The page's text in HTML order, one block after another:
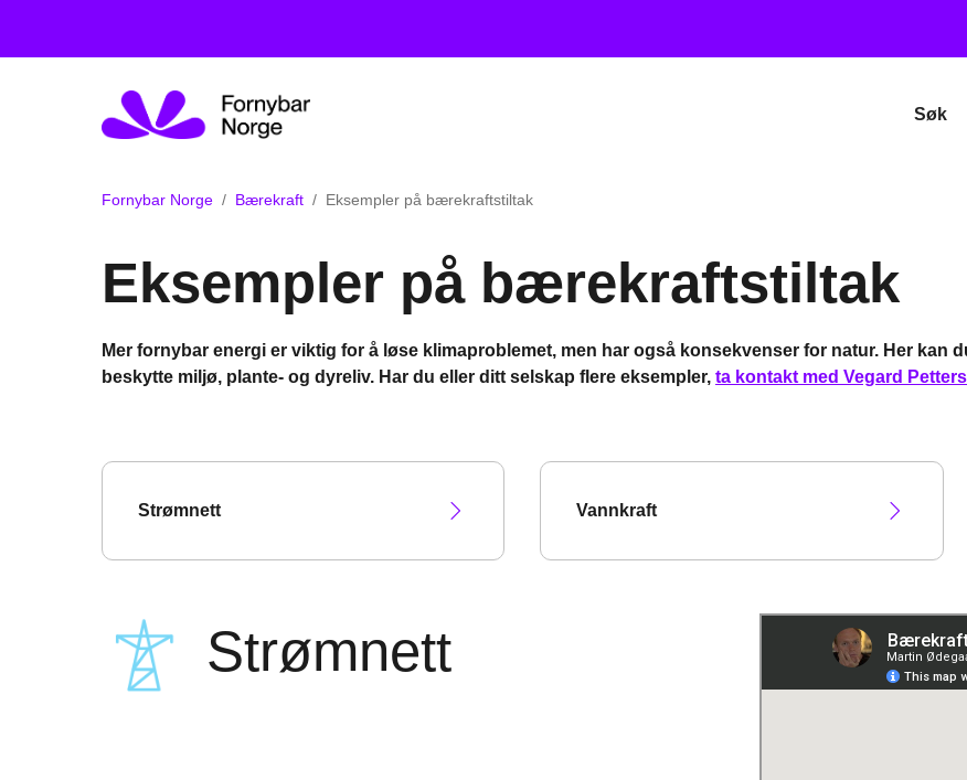
Søk
Fornybar Norge Bærekraft Eksempler på bærekraftstiltak
Eksempler på bærekraftstiltak
Mer fornybar energi er viktig for å løse klimaproblemet, men har også konsekvenser for natur. Her kan
beskytte miljø, plante- og dyreliv. Har du eller ditt selskap flere eksempler, ta kontakt med Vegard
Strømnett Vannkraft
Strømnett